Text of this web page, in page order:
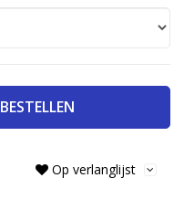
BESTELLEN
Op verlanglijst